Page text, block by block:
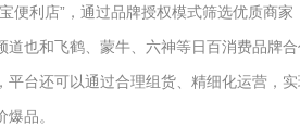
便利店”，通过品牌授权模式筛选优质商
道也和飞鹤、蒙牛、六神等日百消费品牌
平台还可以通过合理组货、精细化运营，
品。